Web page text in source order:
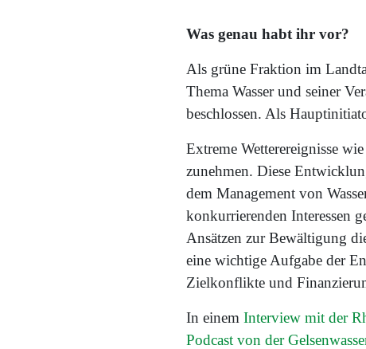
Was genau habt ihr vor?
Als grüne Fraktion im
Thema Wasser und seiner
beschlossen. Als
Extreme Wetterereignisse
zunehmen. Diese
dem Management von
konkurrierenden Interessen
Ansätzen zur Bewältigung
eine wichtige Aufgabe der
Zielkonflikte und
In einem Interview mit der
Podcast von der